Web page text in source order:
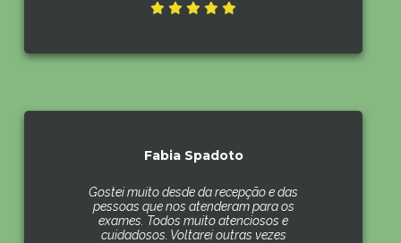
Fabia Spadoto
Gostei muito desde da recepção e das
pessoas que nos atenderam para os
exames. Todos muito atenciosos e
cuidadosos. Voltarei outras vezes